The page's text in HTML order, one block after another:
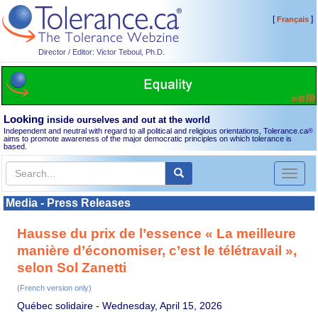
Director / Editor: Victor Teboul, Ph.D.
[Français]
Looking inside ourselves and out at the world
Independent and neutral with regard to all political and religious orientations, Tolerance.ca®
aims to promote awareness of the major democratic principles on which tolerance is
based.
Toggle
Media - Press Releases
Hausse du prix de l’essence « La meilleure
manière d’économiser, c’est le télétravail »,
selon Sol Zanetti
(French version only)
Québec solidaire -Wednesday, April 15, 2026